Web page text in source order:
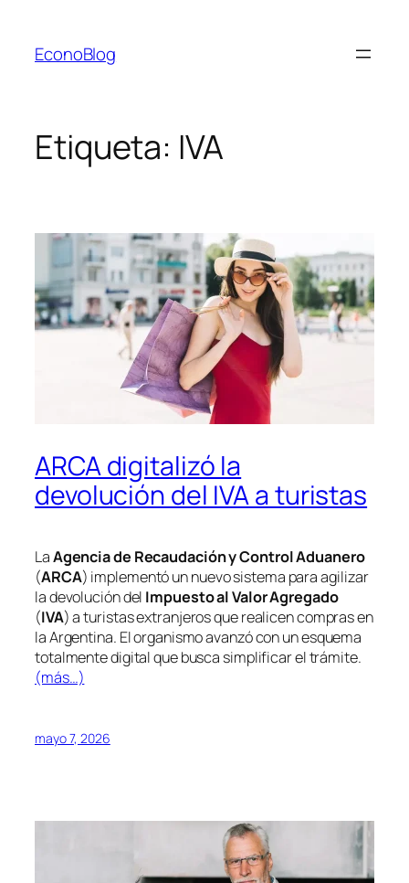
contenido
EconoBlog
Etiqueta: IVA
ARCA digitalizó la
devolución del IVA a turistas
LaAgencia de Recaudación y Control Aduanero
(ARCA) implementó un nuevo sistema para agilizar
la devolución del Impuesto al Valor Agregado
(IVA) a turistas extranjeros que realicen compras en
la Argentina. El organismo avanzó con un esquema
totalmente digital que busca simplificar el trámite.
(más…)
mayo 7, 2026